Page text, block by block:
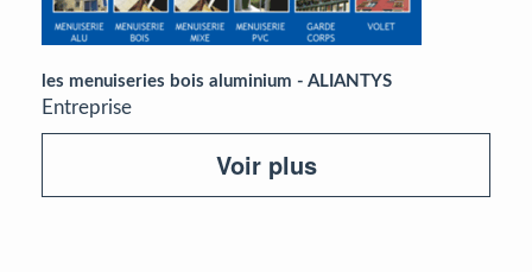
les menuiseries bois aluminium - ALIANTYS
Entreprise
Voir plus